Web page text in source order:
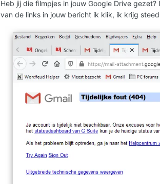
Heb jij die filmpjes in jouw Google Drive
van de links in jouw bericht ik klik, ik krijg